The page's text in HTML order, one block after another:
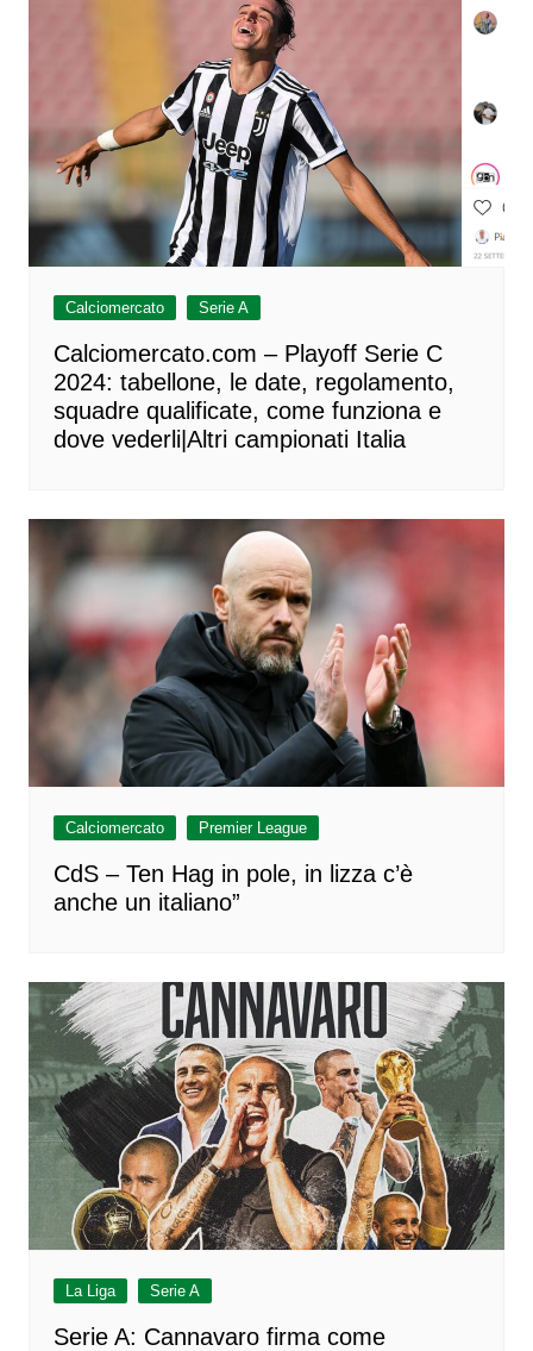
Calciomercato Serie A
Calciomercato.com – Playoff Serie C
2024: tabellone, le date, regolamento,
squadre qualificate, come funziona e
dove vederli|Altri campionati Italia
Calciomercato Premier League
CdS – Ten Hag in pole, in lizza c’è
anche un italiano”
La Liga Serie A
Serie A: Cannavaro firma come